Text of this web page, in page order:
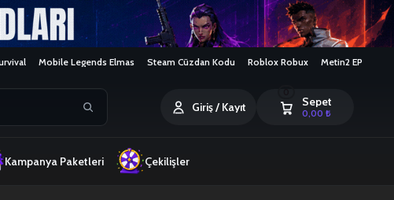
Mobile Legends Elmas Steam Cüzdan Kodu Roblox Robux Metin2 EP
Giriş / Kayıt Sepet
0,00₺
Kampanya Paketleri Çekilişler